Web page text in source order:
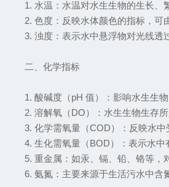
1. 水温：水温对水生生物的生长、
2.色度：反映水体颜色的指标，可
3.浊度：表示水中悬浮物对光线透
二、化学指标
1.酸碱度（pH值）：影响水生生
2.溶解氧（DO）：水生生物生存
3.化学需氧量（COD）：反映水中
4.生化需氧量（BOD）：表示水中
5.重金属：如汞、镉、铅、铬等，
6.氨氮：主要来源于生活污水中含